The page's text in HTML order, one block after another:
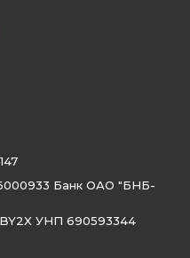
Банк ОАО "БНБ-
УНП 690593344